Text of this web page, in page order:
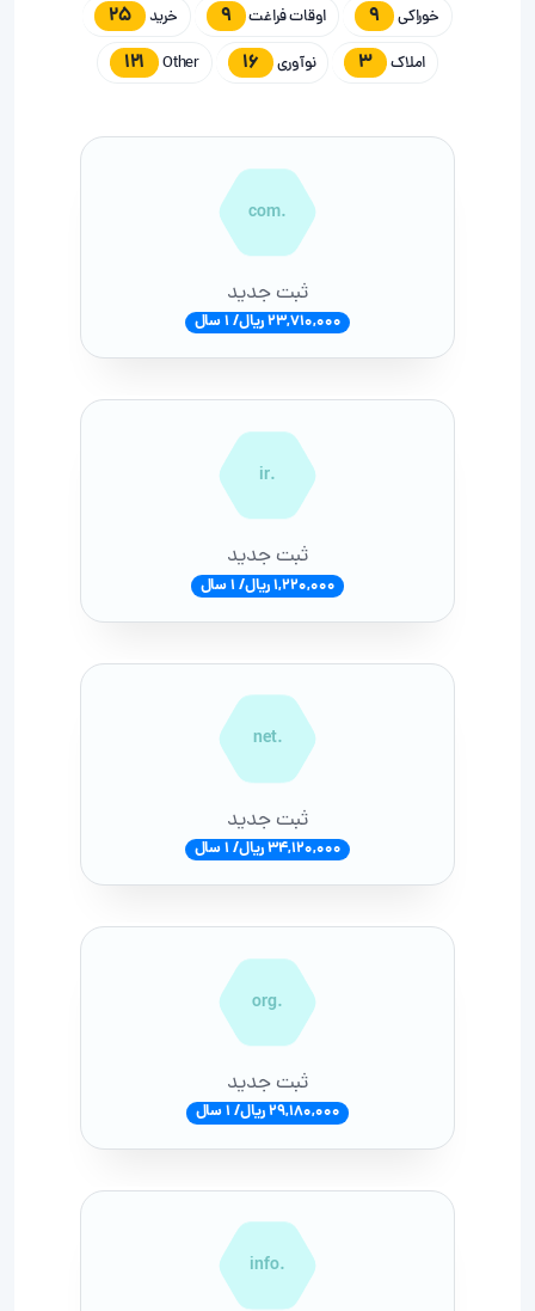
خوراکی 9 اوقات فراغت 9 خرید 25
املاک 3 نوآوری 16
Other
121
.com
ثبت جدید
23,710,000 ریال/ 1 سال
.ir
ثبت جدید
1,220,000 ریال/ 1 سال
.net
ثبت جدید
34,120,000 ریال/ 1 سال
.org
ثبت جدید
29,180,000 ریال/ 1 سال
.info